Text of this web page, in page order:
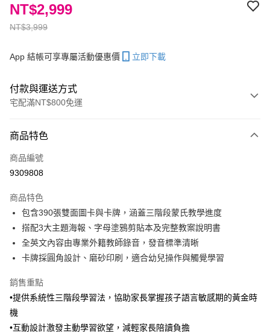
NT$3,999
NT$2,999
App 結帳可享專屬活動優惠價 立即下載
付款與運送方式
宅配滿NT$800免運
信用卡一次付款
信用卡分期付款
合作金庫商業銀行
華南商業銀行
彰化商業銀行
上海商業儲蓄銀行
台北富邦商業銀行
國泰世華商業銀行
兆豐國際商業銀行
臺灣中小企業銀行
台中商業銀行
聯邦商業銀行
元大商業銀行
永豐商業銀行
台灣樂天信用卡公司
6 期 0 利率 每期
華南商業銀行
彰化商業銀行
上海商業儲蓄銀行
台北富邦商業銀行
國泰世華商業銀行
兆豐國際商業銀行
匯豐（台灣）商業銀行
聯邦商業銀行
遠東國際商業銀行
玉山商業銀行
星展（台灣）商業銀行
LINE Pay
Apple Pay
相關說明
【大哥付你分期使用說明】
1.本服務由台灣大哥大提供，台灣大哥大用戶可立即使用無須另外申請。
2.付款方式選擇「大哥付你分期」，訂單成立後會自動跳轉到大哥付的交易
流程，驗證手機門號後，選擇欲分期的期數、繳款截止日，確認付款後即完
AFTEE先享後付
相關說明
商品特色
商品編號
9309808
商品特色
包含390張雙面圖卡與卡牌，涵蓋三階段蒙氏教學進度
搭配3大主題海報、字母塗鴉剪貼本及完整教案說明書
全英文內容由專業外籍教師錄音，發音標準清晰
卡牌採圓角設計、磨砂印刷，適合幼兒操作與觸覺學習
銷售重點
•提供系統性三階段學習法，協助家長掌握孩子語言敏感期的黃金時
機
•互動設計激發主動學習欲望，減輕家長陪讀負擔